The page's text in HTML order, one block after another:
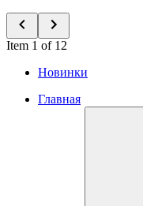
Item 1 of 12
Новинки
Главная